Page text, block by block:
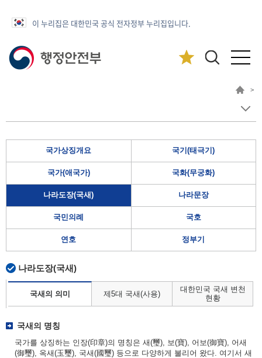
이 누리집은 대한민국 공식 전자정부 누리집입니다.
>
국가상징개요 국기(태극기)
국가(애국가) 국화(무궁화)
나라도장(국새) 나라문장
국민의례 국호
연호 정부기
나라도장(국새)
국새의 의미 제5대 국새(사용)
대한민국 국새 변천
현황
국새의 명칭
국가를 상징하는 인장(印章)의 명칭은 새(璽), 보(寶), 어보(御寶), 어새
(御璽), 옥새(玉璽), 국새(國璽) 등으로 다양하게 불리어 왔다. 여기서 새